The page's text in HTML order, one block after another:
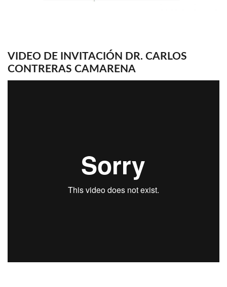
VIDEO DE INVITACIÓN DR. CARLOS
CONTRERAS CAMARENA